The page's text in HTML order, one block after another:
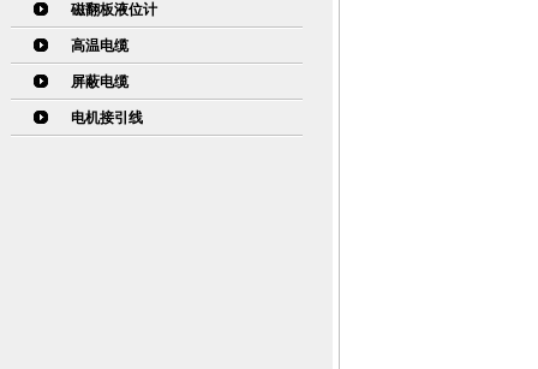
磁翻板液位计
高温电缆
屏蔽电缆
电机接引线